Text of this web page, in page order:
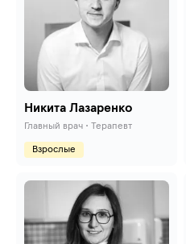
Никита Лазаренко
Главный врач • Терапевт
Взрослые